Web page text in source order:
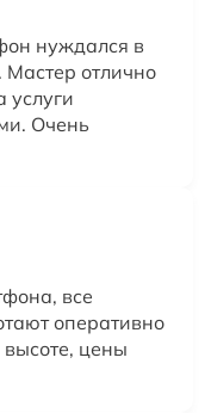
нуждался в
Мастер отлично
услуги
Очень
все
оперативно
цены